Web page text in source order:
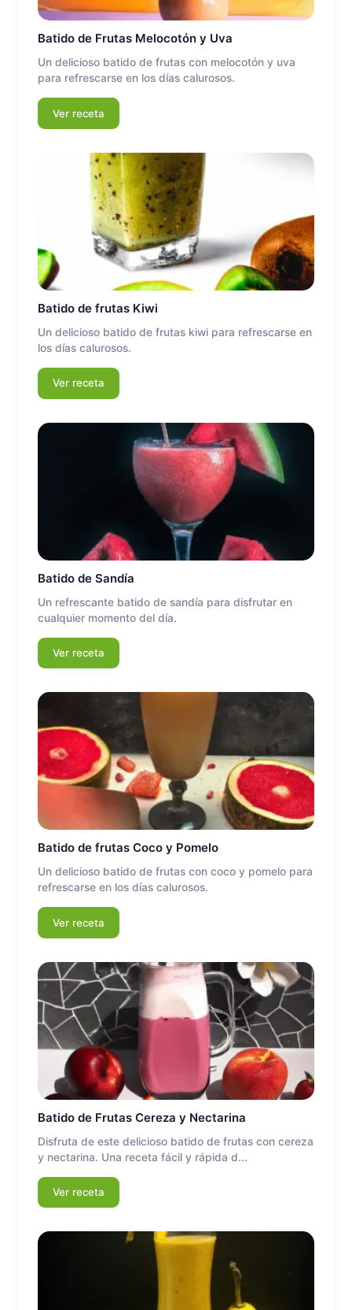
Batido de Frutas Melocotón y Uva
Un delicioso batido de frutas con melocotón y uva
para refrescarse en los días calurosos.
Ver receta
Batido de frutas Kiwi
Un delicioso batido de frutas kiwi para refrescarse en
los días calurosos.
Ver receta
Batido de Sandía
Un refrescante batido de sandía para disfrutar en
cualquier momento del día.
Ver receta
Batido de frutas Coco y Pomelo
Un delicioso batido de frutas con coco y pomelo para
refrescarse en los días calurosos.
Ver receta
Batido de Frutas Cereza y Nectarina
Disfruta de este delicioso batido de frutas con cereza
y nectarina. Una receta fácil y rápida d...
Ver receta